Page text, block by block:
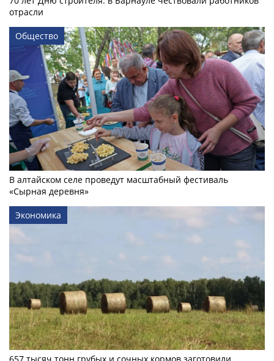
отрасли
Общество
В алтайском селе проведут масштабный фестиваль
«Сырная деревня»
Экономика